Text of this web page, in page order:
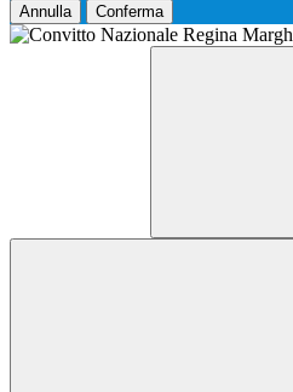
Annulla Conferma